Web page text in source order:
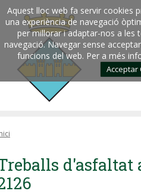
Aquest lloc web fa servir cookies
una experiència de navegació
per millorar i adaptar-nos a les
navegació. Navegar sense
funcions del web. Per a més
Acceptar
d'asfaltat